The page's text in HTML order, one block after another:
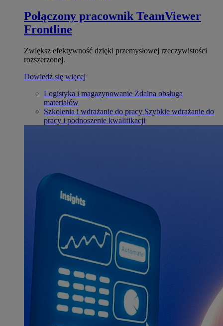
Połączony pracownik TeamViewer
Frontline
Zwiększ efektywność dzięki przemysłowej rzeczywistości
rozszerzonej.
Dowiedz się więcej
Logistyka i magazynowanie Zdalna obsługa
materiałów
Szkolenia i wdrażanie do pracy Szybkie wdrażanie do
pracy i podnoszenie kwalifikacji